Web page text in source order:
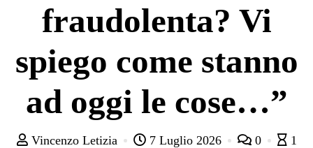
fraudolenta? Vi
spiego come stanno
ad oggi le cose…”
Vincenzo Letizia 7 Luglio 2026 0
1